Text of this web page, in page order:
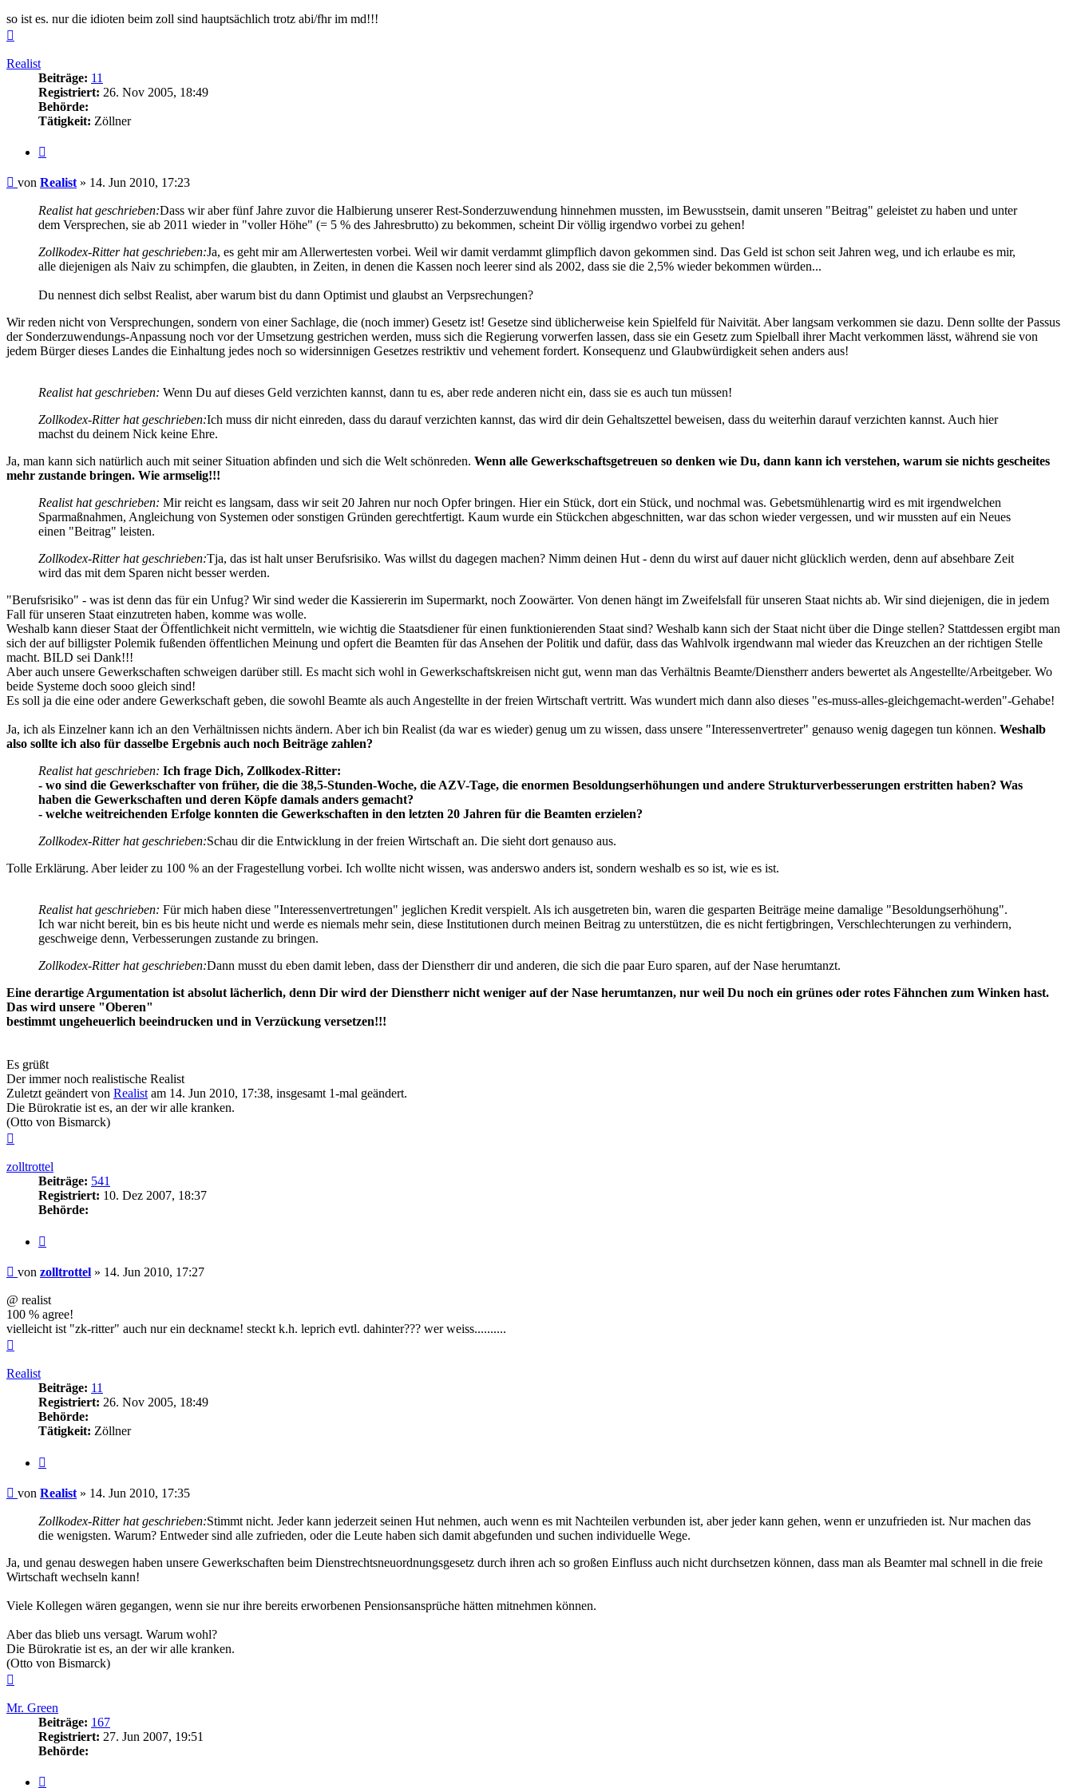
so ist es. nur die idioten beim zoll sind hauptsächlich trotz abi/fhr im md!!!
Realist
Beiträge: 11
Registriert: 26. Nov 2005, 18:49
Behörde:
Tätigkeit: Zöllner
Beitrag
von Realist » 14. Jun 2010, 17:23
Realist hat geschrieben:Dass wir aber fünf Jahre zuvor die Halbierung unserer Rest-Sonderzuwendung hinnehmen mussten, im Bewusstsein, damit unseren "Beitrag" geleistet zu haben und unter
dem Versprechen, sie ab 2011 wieder in "voller Höhe" (= 5 % des Jahresbrutto) zu bekommen, scheint Dir völlig irgendwo vorbei zu gehen!
Zollkodex-Ritter hat geschrieben:Ja, es geht mir am Allerwertesten vorbei. Weil wir damit verdammt glimpflich davon gekommen sind. Das Geld ist schon seit Jahren weg, und ich erlaube es mir,
alle diejenigen als Naiv zu schimpfen, die glaubten, in Zeiten, in denen die Kassen noch leerer sind als 2002, dass sie die 2,5% wieder bekommen würden...
Du nennest dich selbst Realist, aber warum bist du dann Optimist und glaubst an Verpsrechungen?
Wir reden nicht von Versprechungen, sondern von einer Sachlage, die (noch immer) Gesetz ist! Gesetze sind üblicherweise kein Spielfeld für Naivität. Aber langsam verkommen sie dazu. Denn sollte der Passus
der Sonderzuwendungs-Anpassung noch vor der Umsetzung gestrichen werden, muss sich die Regierung vorwerfen lassen, dass sie ein Gesetz zum Spielball ihrer Macht verkommen lässt, während sie von
jedem Bürger dieses Landes die Einhaltung jedes noch so widersinnigen Gesetzes restriktiv und vehement fordert. Konsequenz und Glaubwürdigkeit sehen anders aus!
Realist hat geschrieben: Wenn Du auf dieses Geld verzichten kannst, dann tu es, aber rede anderen nicht ein, dass sie es auch tun müssen!
Zollkodex-Ritter hat geschrieben:Ich muss dir nicht einreden, dass du darauf verzichten kannst, das wird dir dein Gehaltszettel beweisen, dass du weiterhin darauf verzichten kannst. Auch hier
machst du deinem Nick keine Ehre.
Ja, man kann sich natürlich auch mit seiner Situation abfinden und sich die Welt schönreden. Wenn alle Gewerkschaftsgetreuen so denken wie Du, dann kann ich verstehen, warum sie nichts gescheites
mehr zustande bringen. Wie armselig!!!
Realist hat geschrieben: Mir reicht es langsam, dass wir seit 20 Jahren nur noch Opfer bringen. Hier ein Stück, dort ein Stück, und nochmal was. Gebetsmühlenartig wird es mit irgendwelchen
Sparmaßnahmen, Angleichung von Systemen oder sonstigen Gründen gerechtfertigt. Kaum wurde ein Stückchen abgeschnitten, war das schon wieder vergessen, und wir mussten auf ein Neues
einen "Beitrag" leisten.
Zollkodex-Ritter hat geschrieben:Tja, das ist halt unser Berufsrisiko. Was willst du dagegen machen? Nimm deinen Hut - denn du wirst auf dauer nicht glücklich werden, denn auf absehbare Zeit
wird das mit dem Sparen nicht besser werden.
"Berufsrisiko" - was ist denn das für ein Unfug? Wir sind weder die Kassiererin im Supermarkt, noch Zoowärter. Von denen hängt im Zweifelsfall für unseren Staat nichts ab. Wir sind diejenigen, die in jedem
Fall für unseren Staat einzutreten haben, komme was wolle.
Weshalb kann dieser Staat der Öffentlichkeit nicht vermitteln, wie wichtig die Staatsdiener für einen funktionierenden Staat sind? Weshalb kann sich der Staat nicht über die Dinge stellen? Stattdessen ergibt man
sich der auf billigster Polemik fußenden öffentlichen Meinung und opfert die Beamten für das Ansehen der Politik und dafür, dass das Wahlvolk irgendwann mal wieder das Kreuzchen an der richtigen Stelle
macht. BILD sei Dank!!!
Aber auch unsere Gewerkschaften schweigen darüber still. Es macht sich wohl in Gewerkschaftskreisen nicht gut, wenn man das Verhältnis Beamte/Dienstherr anders bewertet als Angestellte/Arbeitgeber. Wo
beide Systeme doch sooo gleich sind!
Es soll ja die eine oder andere Gewerkschaft geben, die sowohl Beamte als auch Angestellte in der freien Wirtschaft vertritt. Was wundert mich dann also dieses "es-muss-alles-gleichgemacht-werden"-Gehabe!
Ja, ich als Einzelner kann ich an den Verhältnissen nichts ändern. Aber ich bin Realist (da war es wieder) genug um zu wissen, dass unsere "Interessenvertreter" genauso wenig dagegen tun können. Weshalb
also sollte ich also für dasselbe Ergebnis auch noch Beiträge zahlen?
Realist hat geschrieben: Ich frage Dich, Zollkodex-Ritter:
- wo sind die Gewerkschafter von früher, die die 38,5-Stunden-Woche, die AZV-Tage, die enormen Besoldungserhöhungen und andere Strukturverbesserungen erstritten haben? Was
haben die Gewerkschaften und deren Köpfe damals anders gemacht?
- welche weitreichenden Erfolge konnten die Gewerkschaften in den letzten 20 Jahren für die Beamten erzielen?
Zollkodex-Ritter hat geschrieben:Schau dir die Entwicklung in der freien Wirtschaft an. Die sieht dort genauso aus.
Tolle Erklärung. Aber leider zu 100 % an der Fragestellung vorbei. Ich wollte nicht wissen, was anderswo anders ist, sondern weshalb es so ist, wie es ist.
Realist hat geschrieben: Für mich haben diese "Interessenvertretungen" jeglichen Kredit verspielt. Als ich ausgetreten bin, waren die gesparten Beiträge meine damalige "Besoldungserhöhung".
Ich war nicht bereit, bin es bis heute nicht und werde es niemals mehr sein, diese Institutionen durch meinen Beitrag zu unterstützen, die es nicht fertigbringen, Verschlechterungen zu verhindern,
geschweige denn, Verbesserungen zustande zu bringen.
Zollkodex-Ritter hat geschrieben:Dann musst du eben damit leben, dass der Dienstherr dir und anderen, die sich die paar Euro sparen, auf der Nase herumtanzt.
Eine derartige Argumentation ist absolut lächerlich, denn Dir wird der Dienstherr nicht weniger auf der Nase herumtanzen, nur weil Du noch ein grünes oder rotes Fähnchen zum Winken hast.
Das wird unsere "Oberen"
bestimmt ungeheuerlich beeindrucken und in Verzückung versetzen!!!
Es grüßt
Der immer noch realistische Realist
Zuletzt geändert von Realist am 14. Jun 2010, 17:38, insgesamt 1-mal geändert.
Die Bürokratie ist es, an der wir alle kranken.
(Otto von Bismarck)
zolltrottel
Beiträge: 541
Registriert: 10. Dez 2007, 18:37
Behörde:
Beitrag
von zolltrottel » 14. Jun 2010, 17:27
@ realist
100 % agree!
vielleicht ist "zk-ritter" auch nur ein deckname! steckt k.h. leprich evtl. dahinter??? wer weiss..........
Realist
Beiträge: 11
Registriert: 26. Nov 2005, 18:49
Behörde:
Tätigkeit: Zöllner
Beitrag
von Realist » 14. Jun 2010, 17:35
Zollkodex-Ritter hat geschrieben:Stimmt nicht. Jeder kann jederzeit seinen Hut nehmen, auch wenn es mit Nachteilen verbunden ist, aber jeder kann gehen, wenn er unzufrieden ist. Nur machen das
die wenigsten. Warum? Entweder sind alle zufrieden, oder die Leute haben sich damit abgefunden und suchen individuelle Wege.
Ja, und genau deswegen haben unsere Gewerkschaften beim Dienstrechtsneuordnungsgesetz durch ihren ach so großen Einfluss auch nicht durchsetzen können, dass man als Beamter mal schnell in die freie
Wirtschaft wechseln kann!
Viele Kollegen wären gegangen, wenn sie nur ihre bereits erworbenen Pensionsansprüche hätten mitnehmen können.
Aber das blieb uns versagt. Warum wohl?
Die Bürokratie ist es, an der wir alle kranken.
(Otto von Bismarck)
Mr. Green
Beiträge: 167
Registriert: 27. Jun 2007, 19:51
Behörde: